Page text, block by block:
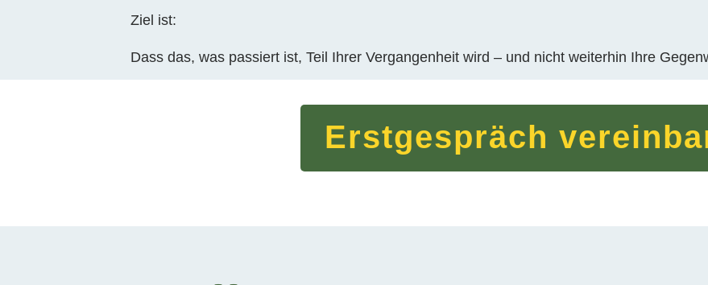
Ziel ist:
Dass das, was passiert ist, Teil Ihrer Vergangenheit wird – und nicht weiterhin Ihre
Erstgespräch